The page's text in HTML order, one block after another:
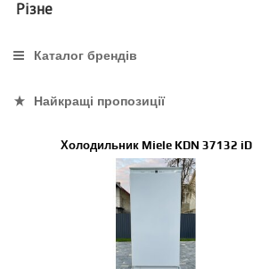
Різне
Каталог брендів
Найкращі пропозиції
Холодильник Miele KDN 37132 iD